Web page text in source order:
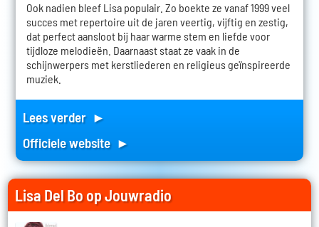
Ook nadien bleef Lisa populair. Zo boekte ze vanaf 1999 veel
succes met repertoire uit de jaren veertig, vijftig en zestig,
dat perfect aansloot bij haar warme stem en liefde voor
tijdloze melodieën. Daarnaast staat ze vaak in de
schijnwerpers met kerstliederen en religieus geïnspireerde
muziek.
Lees verder ►
Officiele website ►
Lisa Del Bo op Jouwradio